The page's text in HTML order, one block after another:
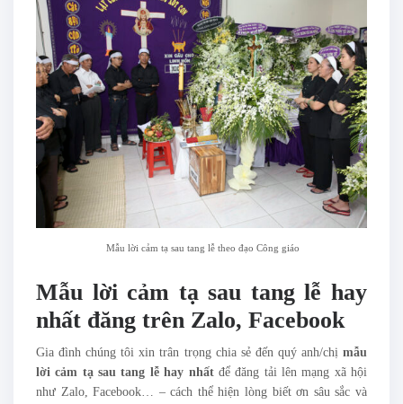
Mẫu lời cảm tạ sau tang lễ theo đạo Công giáo
Mẫu lời cảm tạ sau tang lễ hay
nhất đăng trên Zalo, Facebook
Gia đình chúng tôi xin trân trọng chia sẻ đến quý anh/chị mẫu
lời cảm tạ sau tang lễ hay nhấtđể đăng tải lên mạng xã hội
như Zalo, Facebook… – cách thể hiện lòng biết ơn sâu sắc và